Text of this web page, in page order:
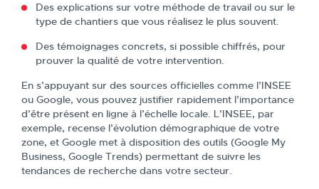
Des explications sur votre méthode de travail ou sur le
type de chantiers que vous réalisez le plus souvent.
Des témoignages concrets, si possible chiffrés, pour
prouver la qualité de votre intervention.
En s’appuyant sur des sources officielles comme l’INSEE
ou Google, vous pouvez justifier rapidement l’importance
d’être présent en ligne à l’échelle locale. L’INSEE, par
exemple, recense l’évolution démographique de votre
zone, et Google met à disposition des outils (Google My
Business, Google Trends) permettant de suivre les
tendances de recherche dans votre secteur.